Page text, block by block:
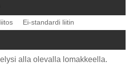
Ei-standardi liitin
alla olevalla lomakkeella.